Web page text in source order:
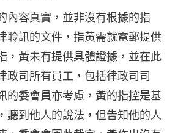
內容真實，並非沒有根據的指
聆訊的文件，指黃需就電郵提供
，黃未有提供具體證據，並在此
政司所有員工，包括律政司司
的委會員亦考慮，黃的指控是基
聽到他人的說法，但告知他的人